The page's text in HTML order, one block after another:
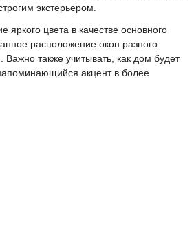
экстерьером.
цвета в качестве основного
расположение окон разного
также учитывать, как дом будет
акцент в более